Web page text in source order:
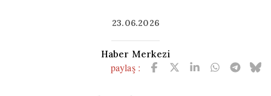
23.06.2026
Haber Merkezi
paylaş :